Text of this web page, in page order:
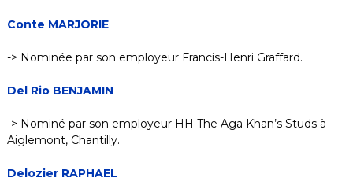
Conte MARJORIE
-> Nominée par son employeur Francis-Henri Graffard.
Del Rio BENJAMIN
-> Nominé par son employeur HH The Aga Khan’s Studs à
Aiglemont, Chantilly.
Delozier RAPHAEL